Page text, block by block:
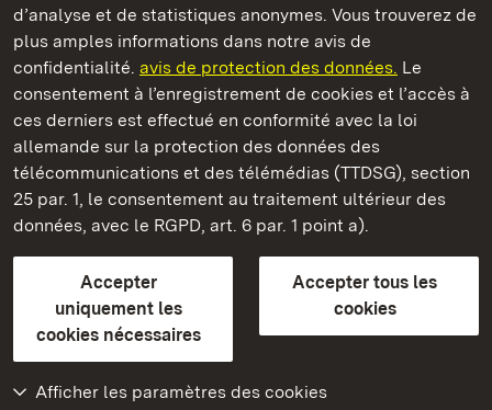
d’analyse et de statistiques anonymes. Vous trouverez de
plus amples informations dans notre avis de
confidentialité. avis de protection des données. Le
consentement à l’enregistrement de cookies et l’accès à
ces derniers est effectué en conformité avec la loi
allemande sur la protection des données des
télécommunications et des télémédias (TTDSG), section
25 par. 1, le consentement au traitement ultérieur des
données, avec le RGPD, art. 6 par. 1 point a).
Accepter
uniquement les
cookies nécessaires
Accepter tous les
cookies
Afficher les paramètres des cookies
Château et parc de Schwetzingen
Châteaux et jardins publics du Bade-Wurtemberg
Contact et informationsFAQ et réponsesMentions légales
Protection des données
Explications sur l’accessibilité
BITV-konform (geprüfte Seiten)
plus loin
Accueil
Monuments
Rendez-nous visite